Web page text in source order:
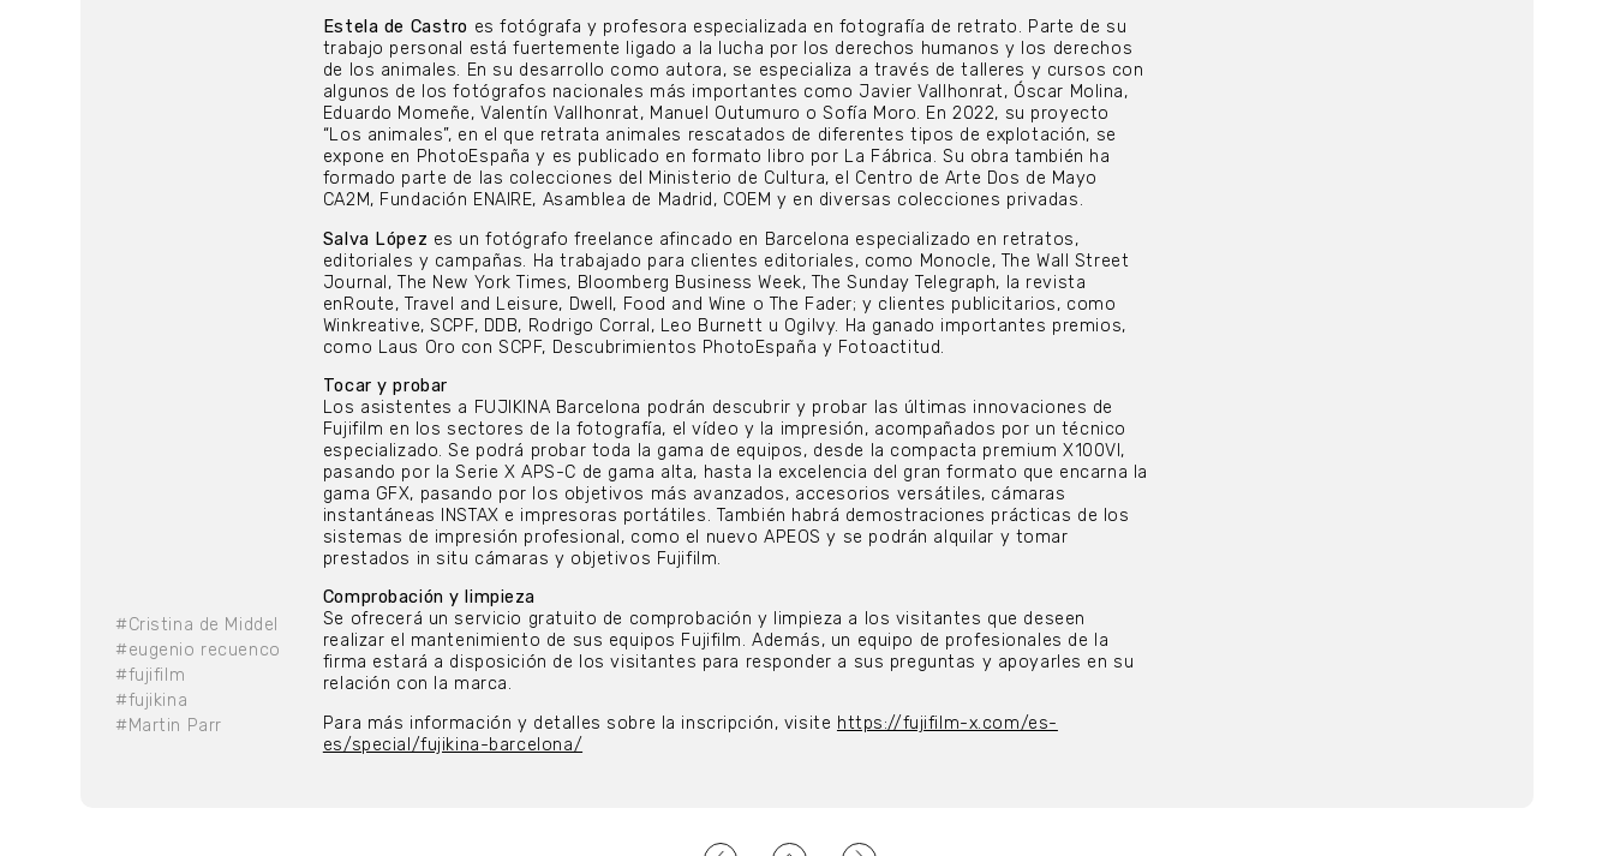
#Cristina de Middel
#eugenio recuenco
#fujifilm
#fujikina
#Martin Parr
Estela de Castro es fotógrafa y profesora especializada en fotografía de retrato. Parte de su
trabajo personal está fuertemente ligado a la lucha por los derechos humanos y los derechos
de los animales. En su desarrollo como autora, se especializa a través de talleres y cursos con
algunos de los fotógrafos nacionales más importantes como Javier Vallhonrat, Óscar Molina,
Eduardo Momeñe, Valentín Vallhonrat, Manuel Outumuro o Sofía Moro. En 2022, su proyecto
“Los animales”, en el que retrata animales rescatados de diferentes tipos de explotación, se
expone en PhotoEspaña y es publicado en formato libro por La Fábrica. Su obra también ha
formado parte de las colecciones del Ministerio de Cultura, el Centro de Arte Dos de Mayo
CA2M, Fundación ENAIRE, Asamblea de Madrid, COEM y en diversas colecciones privadas.
Salva López es un fotógrafo freelance afincado en Barcelona especializado en retratos,
editoriales y campañas. Ha trabajado para clientes editoriales, como Monocle, The Wall Street
Journal, The New York Times, Bloomberg Business Week, The Sunday Telegraph, la revista
enRoute, Travel and Leisure, Dwell, Food and Wine o The Fader; y clientes publicitarios, como
Winkreative, SCPF, DDB, Rodrigo Corral, Leo Burnett u Ogilvy. Ha ganado importantes premios,
como Laus Oro con SCPF, Descubrimientos PhotoEspaña y Fotoactitud.
Tocar y probar
Los asistentes a FUJIKINA Barcelona podrán descubrir y probar las últimas innovaciones de
Fujifilm en los sectores de la fotografía, el vídeo y la impresión, acompañados por un técnico
especializado. Se podrá probar toda la gama de equipos, desde la compacta premium X100VI,
pasando por la Serie X APS-C de gama alta, hasta la excelencia del gran formato que encarna la
gama GFX, pasando por los objetivos más avanzados, accesorios versátiles, cámaras
instantáneas INSTAX e impresoras portátiles. También habrá demostraciones prácticas de los
sistemas de impresión profesional, como el nuevo APEOS y se podrán alquilar y tomar
prestados in situ cámaras y objetivos Fujifilm.
Comprobación y limpieza
Se ofrecerá un servicio gratuito de comprobación y limpieza a los visitantes que deseen
realizar el mantenimiento de sus equipos Fujifilm. Además, un equipo de profesionales de la
firma estará a disposición de los visitantes para responder a sus preguntas y apoyarles en su
relación con la marca.
Para más información y detalles sobre la inscripción, visite https://fujifilm-x.com/es-
es/special/fujikina-barcelona/